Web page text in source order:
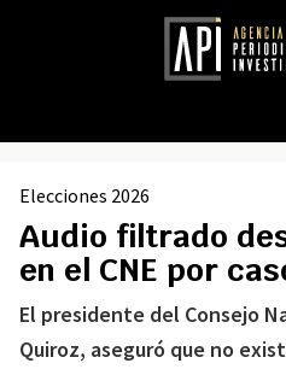
Elecciones 2026
Audio filtrado
en el CNE por
El presidente del Consejo
Quiroz, aseguró que no